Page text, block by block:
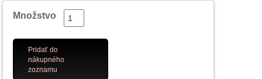
Množstvo
Pridať do
nákupného
zoznamu